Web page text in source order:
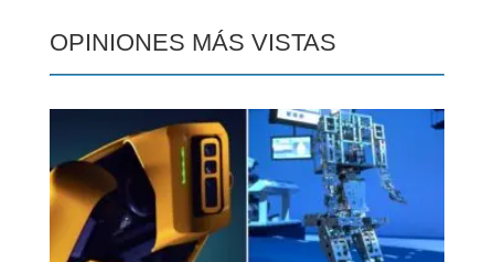
OPINIONES MÁS VISTAS